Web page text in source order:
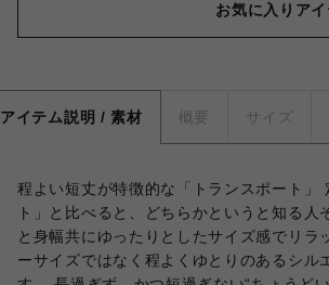
お気に入りア
アイテム説明 / 素材 概要 サイズ
程よい短丈が特徴的な「トランスポート」
ト」と比べると、どちらかというと知る
と身幅共にゆったりとしたサイズ感でリ
ーサイズではなく程よくゆとりのあるシ